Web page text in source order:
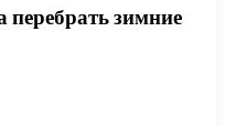
перебрать зимние